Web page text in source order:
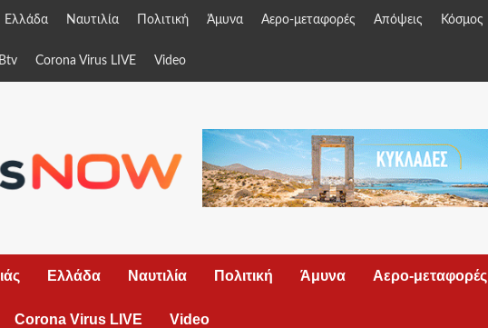
Ελλάδα Ναυτιλία Πολιτική Άμυνα Αερο-μεταφορές Απόψεις Κόσμος
Corona Virus LIVE Video
Ελλάδα Ναυτιλία Πολιτική Άμυνα Αερο-μεταφορές
Corona Virus LIVE Video